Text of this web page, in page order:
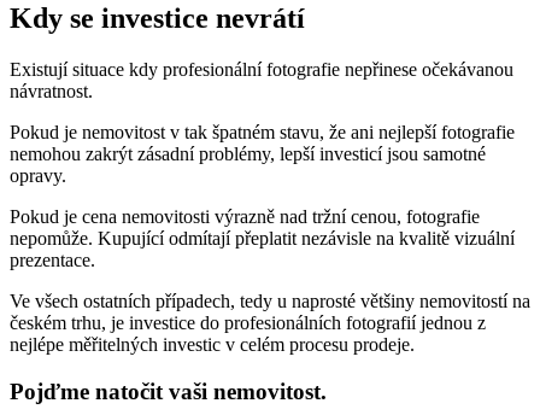
Kdy se investice nevrátí
Existují situace kdy profesionální fotografie nepřinese očekávanou
návratnost.
Pokud je nemovitost v tak špatném stavu, že ani nejlepší fotografie
nemohou zakrýt zásadní problémy, lepší investicí jsou samotné
opravy.
Pokud je cena nemovitosti výrazně nad tržní cenou, fotografie
nepomůže. Kupující odmítají přeplatit nezávisle na kvalitě vizuální
prezentace.
Ve všech ostatních případech, tedy u naprosté většiny nemovitostí na
českém trhu, je investice do profesionálních fotografií jednou z
nejlépe měřitelných investic v celém procesu prodeje.
Pojďme natočit vaši nemovitost.